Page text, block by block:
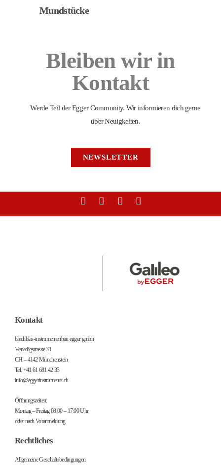
Mundstücke
Bleiben wir in
Kontakt
Werde Teil der Egger Community. Wir informieren dich gerne
über Neuigkeiten.
NEWSLETTER
Kontakt
blechblas-instrumentenbau egger gmbh
Venedigstrasse 31
CH – 4142 Münchenstein
Tel. +41 61 681 42 33
info@eggerinstruments.ch
Öffnungszeiten:
Montag – Freitag 08:00 – 17:00 Uhr
oder nach Voranmeldung
Rechtliches
Allgemeine Geschäftsbedingungen